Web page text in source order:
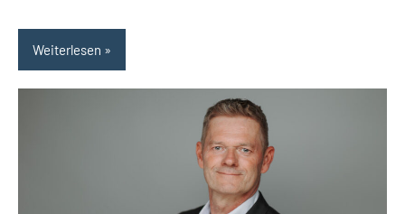
Weiterlesen